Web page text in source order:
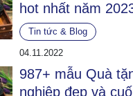
hot nhất năm
Tin tức & Blog
04.11.2022
987+ mẫu Quà
nghiệp đẹp và